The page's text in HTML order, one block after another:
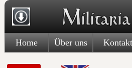
Home Über uns Kontakt